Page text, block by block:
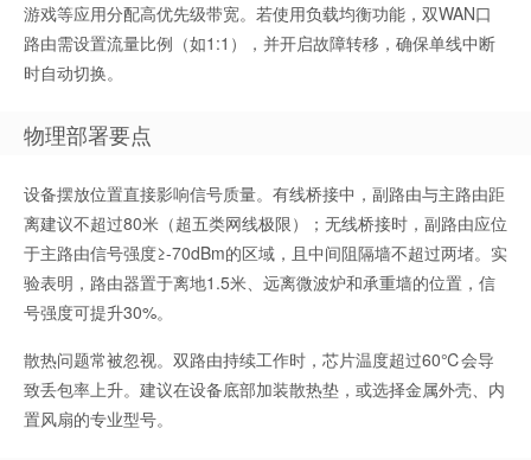
游戏等应用分配高优先级带宽。若使用负载均衡功能，双WAN口
路由需设置流量比例（如1:1），并开启故障转移，确保单线中断
时自动切换。
物理部署要点
设备摆放位置直接影响信号质量。有线桥接中，副路由与主路由距
离建议不超过80米（超五类网线极限）；无线桥接时，副路由应位
于主路由信号强度≥-70dBm的区域，且中间阻隔墙不超过两堵。实
验表明，路由器置于离地1.5米、远离微波炉和承重墙的位置，信
号强度可提升30%。
散热问题常被忽视。双路由持续工作时，芯片温度超过60℃会导
致丢包率上升。建议在设备底部加装散热垫，或选择金属外壳、内
置风扇的专业型号。